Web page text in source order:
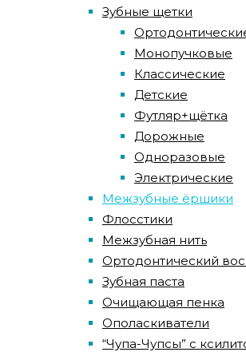
Зубные щетки
Монопучковые
Классические
Детские
Футляр+щётка
Дорожные
Одноразовые
Электрические
Межзубные ёршики
Флосстики
Межзубная нить
Ортодонтический
Зубная паста
Очищающая пенка
Ополаскиватели
“Чупа-Чупсы” с